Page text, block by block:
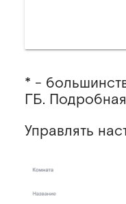
* -
ГБ.
Управлять